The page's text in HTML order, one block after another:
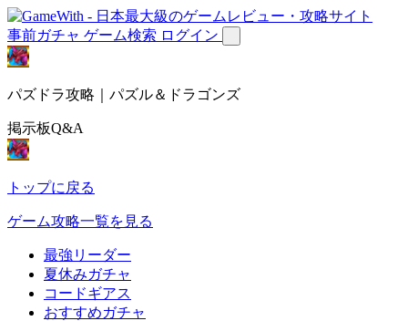
事前ガチャ ゲーム検索 ログイン
パズドラ攻略｜パズル＆ドラゴンズ
掲示板Q&A
トップに戻る
ゲーム攻略一覧を見る
最強リーダー
夏休みガチャ
コードギアス
おすすめガチャ